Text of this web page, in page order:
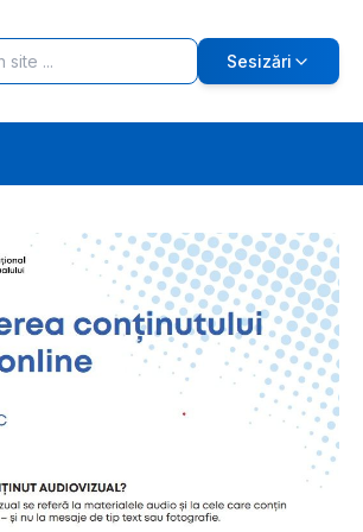
Sesizări